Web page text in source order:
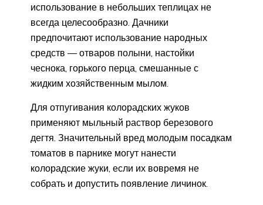
использование в небольших теплицах не
всегда целесообразно. Дачники
предпочитают использование народных
средств — отваров полыни, настойки
чеснока, горького перца, смешанные с
жидким хозяйственным мылом.
Для отпугивания колорадских жуков
применяют мыльный раствор березового
дегтя. Значительный вред молодым посадкам
томатов в парнике могут нанести
колорадские жуки, если их вовремя не
собрать и допустить появление личинок.